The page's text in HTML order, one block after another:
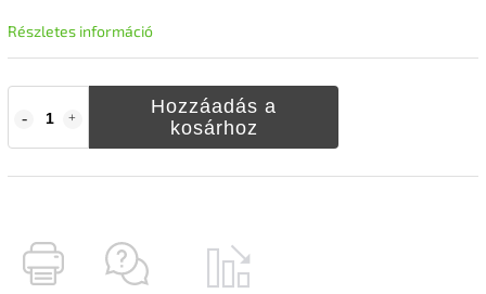
Hozzáadás a
kosárhoz
Részletes információ